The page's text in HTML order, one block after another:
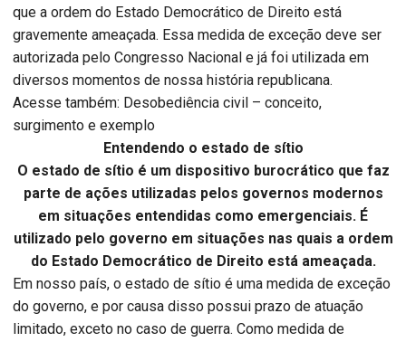
que a ordem do Estado Democrático de Direito está
gravemente ameaçada. Essa medida de exceção deve ser
autorizada pelo Congresso Nacional e já foi utilizada em
diversos momentos de nossa história republicana.
Acesse também: Desobediência civil – conceito,
surgimento e exemplo
Entendendo o estado de sítio
O estado de sítio é um dispositivo burocrático que faz
parte de ações utilizadas pelos governos modernos
em situações entendidas como emergenciais. É
utilizado pelo governo em situações nas quais a ordem
do Estado Democrático de Direito está ameaçada.
Em nosso país, o estado de sítio é uma medida de exceção
do governo, e por causa disso possui prazo de atuação
limitado, exceto no caso de guerra. Como medida de